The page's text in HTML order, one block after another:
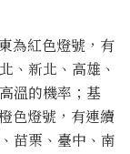
為紅色燈號，有
、新北、高雄、
溫的機率；基
色燈號，有連續
苗栗、臺中、南